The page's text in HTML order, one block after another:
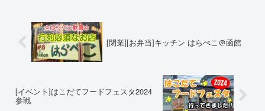
[閉業][お弁当]キッチン はらぺこ＠函館
[イベント]はこだてフードフェスタ2024
参戦